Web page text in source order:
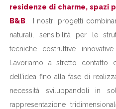
residenze di charme, spazi
B&B . I nostri progetti
naturali, sensibilità per le
tecniche costruttive
Lavoriamo a stretto
dell’idea fino alla fase di
necessità sviluppandoli in
rappresentazione